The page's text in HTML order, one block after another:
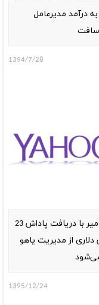
درآمد مدیرعامل
1394/7/28
مریسا میر با دریافت پاداش 23
دلاری از مدیریت یاهو
می‌شود
1395/12/24